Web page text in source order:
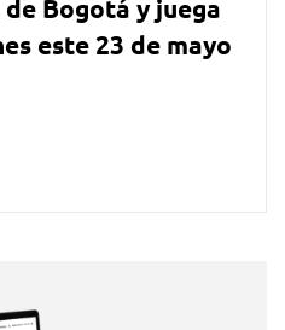
Bogotá y juega
este 23 de mayo